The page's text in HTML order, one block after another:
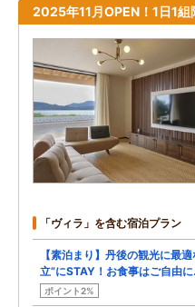
2025年11月OPEN！1日1
「ヴィラ」を含む宿泊プラン
【素泊まり】丹後の観光に最
立”にSTAY！お食事はご自由
ポイント2%